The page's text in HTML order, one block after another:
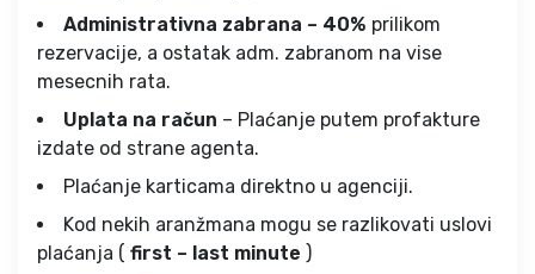
Administrativna zabrana – 40% prilikom
rezervacije, a ostatak adm. zabranom na vise
mesecnih rata.
Uplata na račun – Plaćanje putem profakture
izdate od strane agenta.
Plaćanje karticama direktno u agenciji.
Kod nekih aranžmana mogu se razlikovati uslovi
plaćanja ( first – last minute )